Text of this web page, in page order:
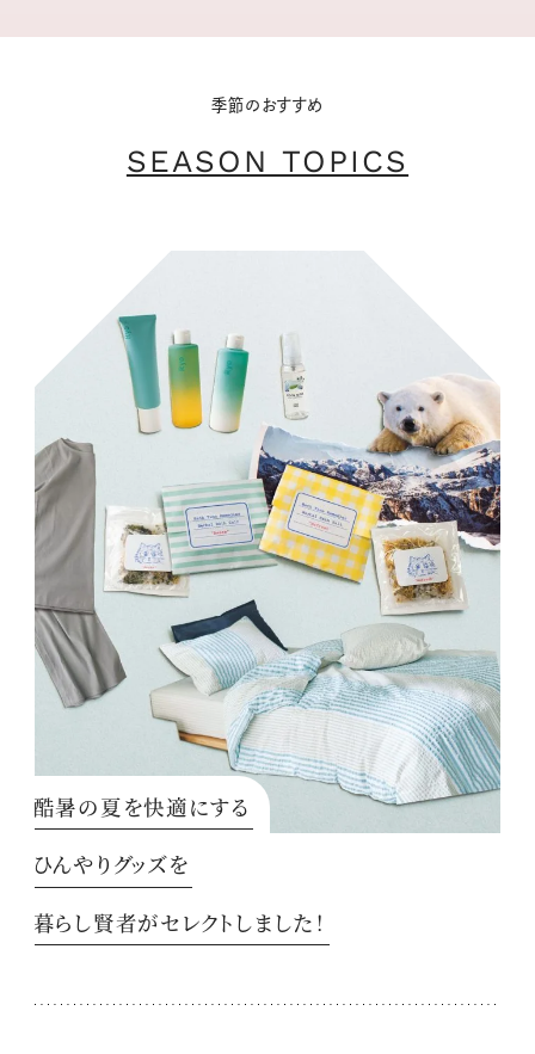
季節のおすすめ
SEASON TOPICS
酷暑の夏を快適にする
ひんやりグッズを
暮らし賢者がセレクトしました！